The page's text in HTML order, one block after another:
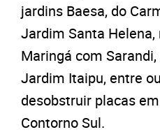
jardins Baesa, do
Jardim Santa
Maringá com
Jardim Itaipu, entre
desobstruir placas
Contorno Sul.